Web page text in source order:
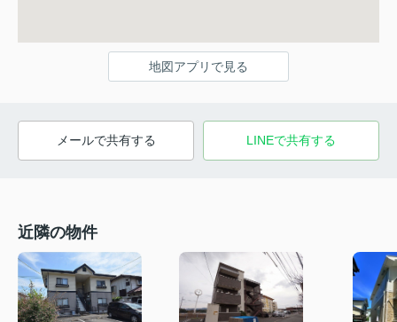
地図アプリで見る
メールで共有する LINEで共有する
近隣の物件